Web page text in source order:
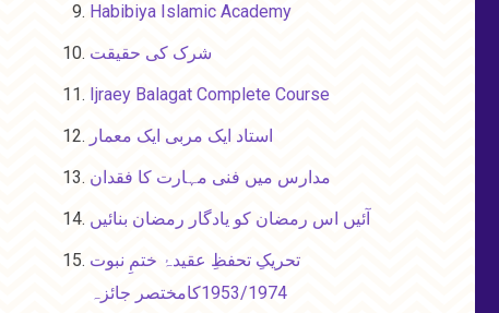
Habibiya Islamic Academy
شرک کی حقیقت
Ijraey Balagat Complete Course
استاد ایک مربی ایک معمار
مدارس میں فنی مہارت کا فقدان
آئیں اس رمضان کو یادگار رمضان بنائیں
تحریکِ تحفظِ عقیدۂ ختمِ نبوت
1953/1974کامختصر جائزہ